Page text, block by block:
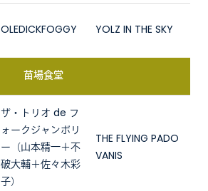
OLEDICKFOGGY YOLZ IN THE SKY
苗場食堂
ザ・トリオ de フ
ォークジャンボリ
ー（山本精一＋不
破大輔＋佐々木彩
子）
THE FLYING PADO
VANIS